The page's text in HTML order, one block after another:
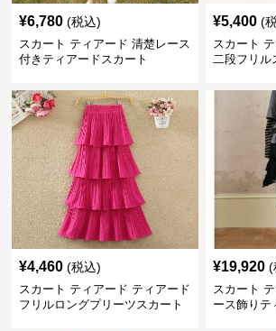
¥6,780 (税込)
スカート ティアード 清楚レース
付きティアードスカート
¥5,400 (
スカート
二段フリル
¥4,460 (税込)
スカート ティアード ティアード
フリルロングプリーツスカート
¥19,920 (
スカート
ース飾りテ